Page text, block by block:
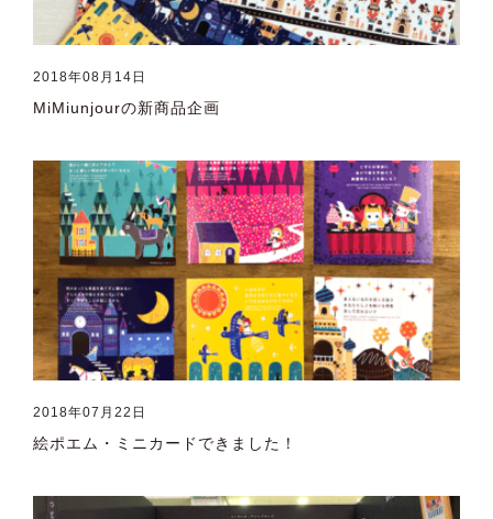
2018年08月14日
MiMiunjourの新商品企画
2018年07月22日
絵ポエム・ミニカードできました！